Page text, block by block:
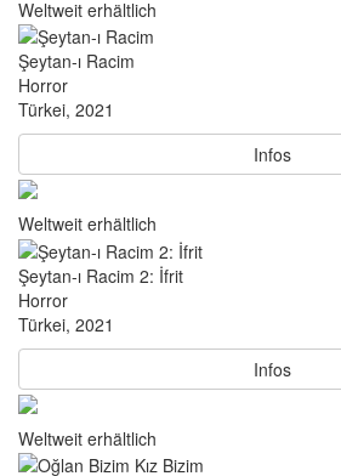
Weltweit erhältlich
Şeytan-ı Racim
Horror
Türkei, 2021
Infos
Weltweit erhältlich
Şeytan-ı Racim 2: İfrit
Horror
Türkei, 2021
Infos
Weltweit erhältlich